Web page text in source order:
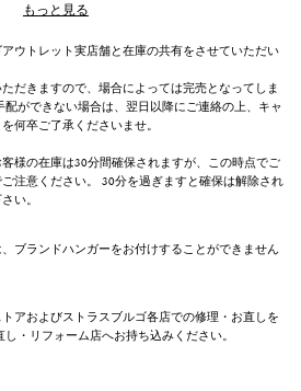
もっと見る
ウトレット実店舗と在庫の共有をさせていただい
だきますので、場合によっては完売となってしま
ができない場合は、翌日以降にご連絡の上、キャ
何卒ご了承くださいませ。
様の在庫は30分間確保されますが、この時点でご
注意ください。 30分を過ぎますと確保は解除され
い。
ブランドハンガーをお付けすることができません
アおよびストラスブルゴ各店での修理・お直しを
・リフォーム店へお持ち込みください。